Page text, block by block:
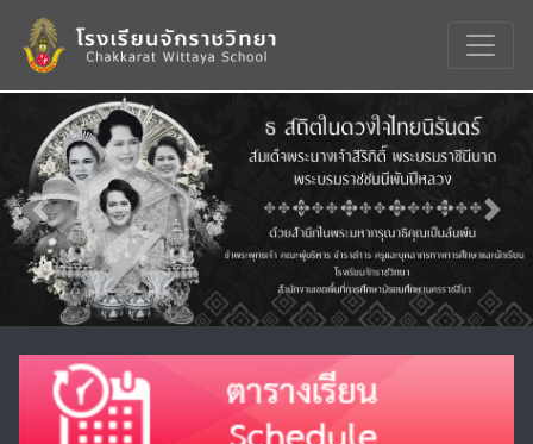
Previous Next